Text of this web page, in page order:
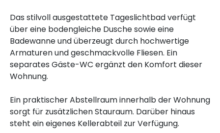
Das stilvoll ausgestattete Tageslichtbad verfügt
über eine bodengleiche Dusche sowie eine
Badewanne und überzeugt durch hochwertige
Armaturen und geschmackvolle Fliesen. Ein
separates Gäste-WC ergänzt den Komfort dieser
Wohnung.
Ein praktischer Abstellraum innerhalb der Wohnung
sorgt für zusätzlichen Stauraum. Darüber hinaus
steht ein eigenes Kellerabteil zur Verfügung.